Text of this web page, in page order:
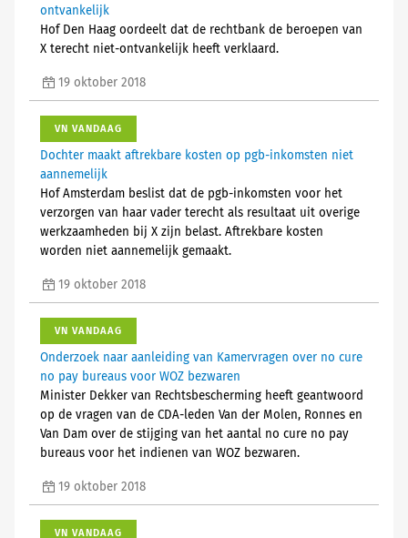
ontvankelijk
Hof Den Haag oordeelt dat de rechtbank de beroepen van
X terecht niet-ontvankelijk heeft verklaard.
19 oktober 2018
VN VANDAAG
Dochter maakt aftrekbare kosten op pgb-inkomsten niet
aannemelijk
Hof Amsterdam beslist dat de pgb-inkomsten voor het
verzorgen van haar vader terecht als resultaat uit overige
werkzaamheden bij X zijn belast. Aftrekbare kosten
worden niet aannemelijk gemaakt.
19 oktober 2018
VN VANDAAG
Onderzoek naar aanleiding van Kamervragen over no cure
no pay bureaus voor WOZ bezwaren
Minister Dekker van Rechtsbescherming heeft geantwoord
op de vragen van de CDA-leden Van der Molen, Ronnes en
Van Dam over de stijging van het aantal no cure no pay
bureaus voor het indienen van WOZ bezwaren.
19 oktober 2018
VN VANDAAG